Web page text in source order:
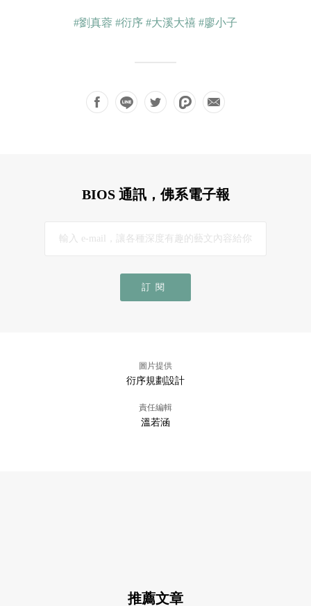
#劉真蓉 #衍序 #大溪大禧 #廖小子
BIOS 通訊，佛系電子報
訂閱
圖片提供
衍序規劃設計
責任編輯
溫若涵
推薦文章